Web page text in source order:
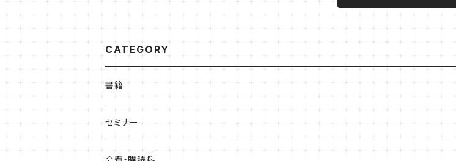
CATEGORY
書籍
ひょうご部落解放
人権歴史マップ
セミナー